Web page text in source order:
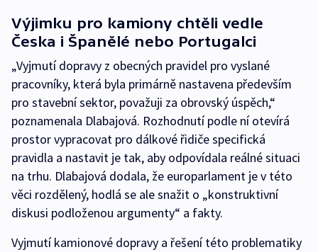
Výjimku pro kamiony chtěli vedle
Česka i Španělé nebo Portugalci
„Vyjmutí dopravy z obecných pravidel pro vyslané
pracovníky, která byla primárně nastavena především
pro stavební sektor, považuji za obrovský úspěch,“
poznamenala Dlabajová. Rozhodnutí podle ní otevírá
prostor vypracovat pro dálkové řidiče specifická
pravidla a nastavit je tak, aby odpovídala reálné situaci
na trhu. Dlabajová dodala, že europarlament je v této
věci rozdělený, hodlá se ale snažit o „konstruktivní
diskusi podloženou argumenty“ a fakty.
Vyjmutí kamionové dopravy a řešení této problematiky